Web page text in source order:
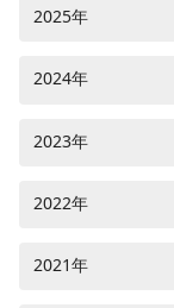
2025年
2024年
2023年
2022年
2021年